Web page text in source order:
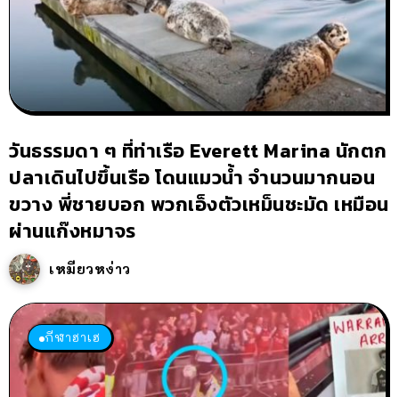
วันธรรมดา ๆ ที่ท่าเรือ Everett Marina นักตก
ปลาเดินไปขึ้นเรือ โดนแมวน้ำ จำนวนมากนอน
ขวาง พี่ชายบอก พวกเอ็งตัวเหม็นชะมัด เหมือน
ผ่านแก๊งหมาจร
เหมียวหง่าว
กีฬาฮาเฮ